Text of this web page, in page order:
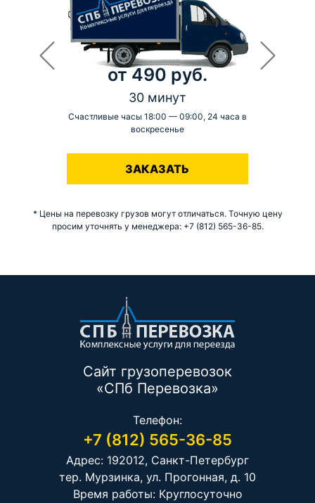
от 490 руб.
30 минут
Счастливые часы 18:00 — 09:00, 24 часа в
воскресенье
-
ЗАКАЗАТЬ
* Цены на перевозку грузов могут отличаться. Точную цену
просим уточнять у менеджера: +7 (812) 565-36-85.
Сайт грузоперевозок
«СПб Перевозка»
Телефон:
+7 (812) 565-36-85
Адрес: 192012, Санкт-Петербург
тер. Мурзинка, ул. Прогонная, д. 10
Время работы: Круглосуточно